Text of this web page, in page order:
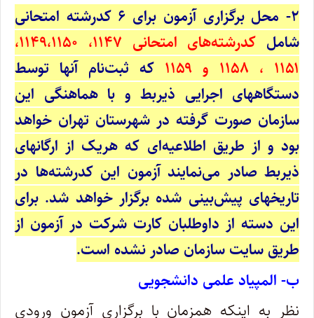
۲- محل برگزاری آزمون برای ۶ کدرشته امتحانی
شامل کدرشته‌های
امتحانی ۱۱۴۷، ۱۱۴۹‌،‌۱۱۵۰‌،
۱۱۵۱ ، ۱۱۵۸ و‌ ۱۱۵۹
که ثبت‌نام آنها توسط
دستگاههای اجرایی ذیربط و با هماهنگی این
سازمان صورت گرفته در شهرستان تهران خواهد
بود و از طریق اطلاعیه‌ای که هریک از ارگانهای
ذیربط صادر می‌نمایند آزمون این کدرشته‌ها در
تاریخهای پیش‌بینی شده برگزار خواهد شد. برای
این دسته از داوطلبان کارت شرکت ‌در ‌آزمون از
طریق سایت سازمان صادر نشده است.
ب‌- المپیاد علمی دانشجویی
نظر به اینکه همزمان با برگزاری آزمون ورودی